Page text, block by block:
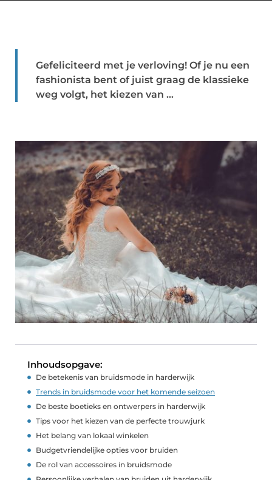
Gefeliciteerd met je verloving! Of je nu een
fashionista bent of juist graag de klassieke
weg volgt, het kiezen van ...
Inhoudsopgave:
De betekenis van bruidsmode in harderwijk
Trends in bruidsmode voor het komende seizoen
De beste boetieks en ontwerpers in harderwijk
Tips voor het kiezen van de perfecte trouwjurk
Het belang van lokaal winkelen
Budgetvriendelijke opties voor bruiden
De rol van accessoires in bruidsmode